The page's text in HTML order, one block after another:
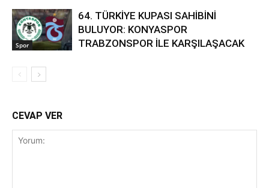
Spor
64. TÜRKİYE KUPASI SAHİBİNİ
BULUYOR: KONYASPOR
TRABZONSPOR İLE KARŞILAŞACAK
CEVAP VER